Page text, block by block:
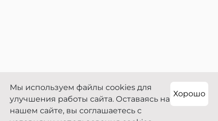
Мы используем файлы cookies для
улучшения работы сайта. Оставаясь на
нашем сайте, вы соглашаетесь с
Хорошо